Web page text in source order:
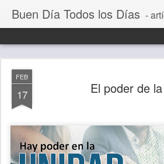
Buen Día Todos los Días - artículos para
FEB
17 El poder de